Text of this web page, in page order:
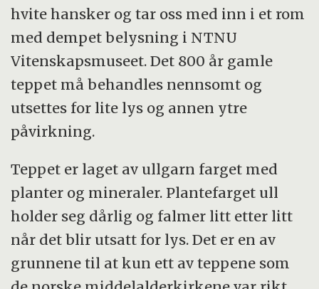
hvite hansker og tar oss med inn i et rom
med dempet belysning i NTNU
Vitenskapsmuseet. Det 800 år gamle
teppet må behandles nennsomt og
utsettes for lite lys og annen ytre
påvirkning.
Teppet er laget av ullgarn farget med
planter og mineraler. Plantefarget ull
holder seg dårlig og falmer litt etter litt
når det blir utsatt for lys. Det er en av
grunnene til at kun ett av teppene som